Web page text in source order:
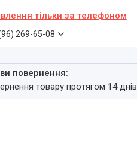
тільки за телефоном
269-65-08
товару протягом 14 днів